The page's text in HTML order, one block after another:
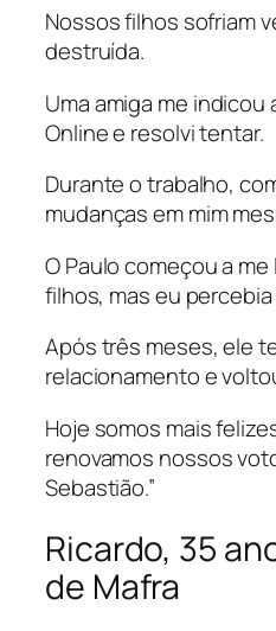
Nossos filhos sofriam
destruída.
Uma amiga me indicou
Online e resolvi tentar.
Durante o trabalho,
mudanças em mim
O Paulo começou a
filhos, mas eu
Após três meses, ele
relacionamento e
Hoje somos mais
renovamos nossos
Sebastião.”
Ricardo, 35
de Mafra